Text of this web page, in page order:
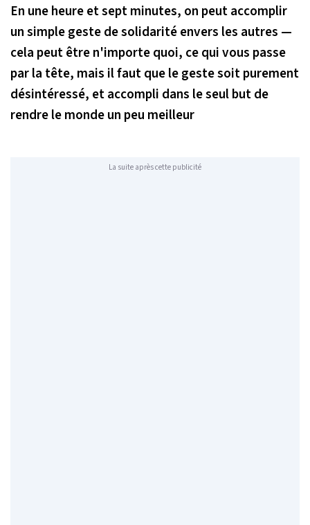
En une heure et sept minutes, on peut accomplir
un simple geste de solidarité envers les autres —
cela peut être n'importe quoi, ce qui vous passe
par la tête, mais il faut que le geste soit purement
désintéressé, et accompli dans le seul but de
rendre le monde un peu meilleur
La suite après cette publicité